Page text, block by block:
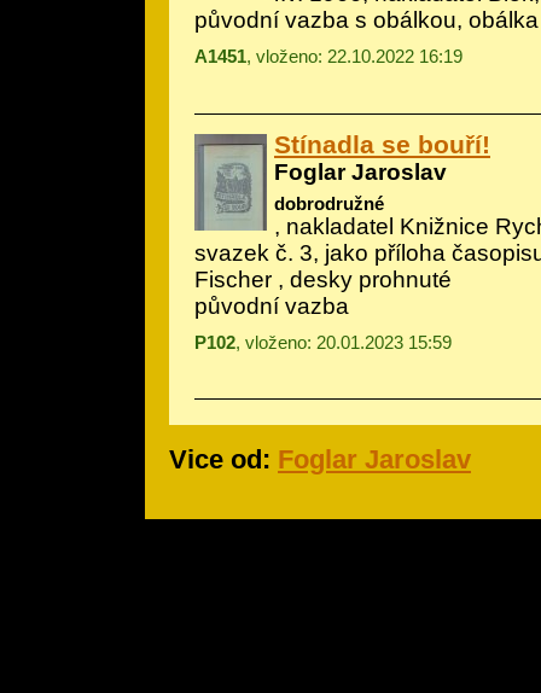
původní vazba s obálkou,
A1451, vloženo: 22.10.2022 16:19
Stínadla se bouří!
Foglar Jaroslav
dobrodružné
, nakladatel Knižnice
svazek č. 3, jako příloha
Fischer , desky prohnuté
původní vazba
P102, vloženo: 20.01.2023 15:59
Vice od: Foglar Jaroslav